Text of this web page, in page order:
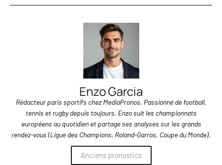
Enzo Garcia
Rédacteur paris sportifs chez MediaPronos. Passionné de football,
tennis et rugby depuis toujours, Enzo suit les championnats
européens au quotidien et partage ses analyses sur les grands
rendez-vous (Ligue des Champions, Roland-Garros, Coupe du Monde).
Anciens pronostics